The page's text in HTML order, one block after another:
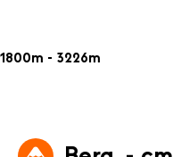
1800m - 3226m